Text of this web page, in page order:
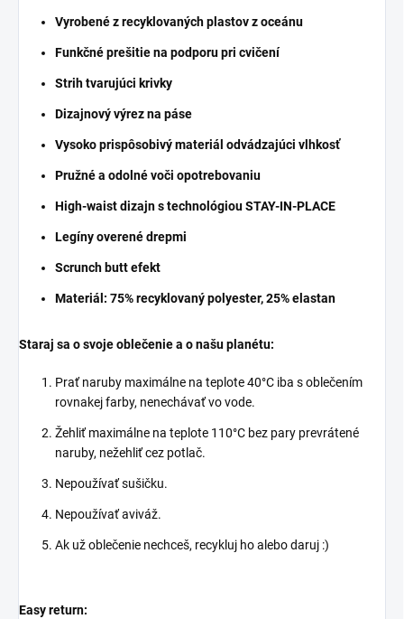
Vyrobené z recyklovaných plastov z oceánu
Funkčné prešitie na podporu pri cvičení
Strih tvarujúci krivky
Dizajnový výrez na páse
Vysoko prispôsobivý materiál odvádzajúci vlhkosť
Pružné a odolné voči opotrebovaniu
High-waist dizajn s technológiou STAY-IN-PLACE
Legíny overené drepmi
Scrunch butt efekt
Materiál: 75% recyklovaný polyester, 25% elastan
Staraj sa o svoje oblečenie a o našu planétu:
Prať naruby maximálne na teplote 40°C iba s oblečením
rovnakej farby, nenechávať vo vode.
Žehliť maximálne na teplote 110°C bez pary prevrátené
naruby, nežehliť cez potlač.
Nepoužívať sušičku.
Nepoužívať aviváž.
Ak už oblečenie nechceš, recykluj ho alebo daruj :)
Easy return: